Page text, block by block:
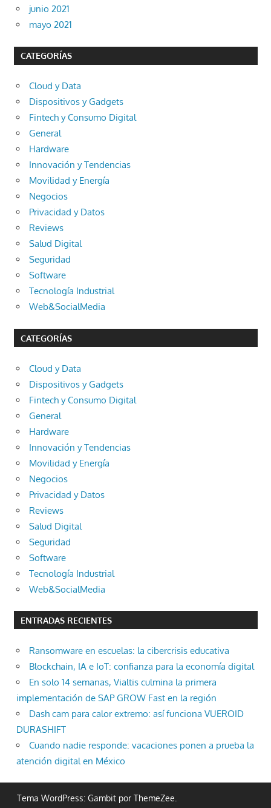
junio 2021
mayo 2021
CATEGORÍAS
Cloud y Data
Dispositivos y Gadgets
Fintech y Consumo Digital
General
Hardware
Innovación y Tendencias
Movilidad y Energía
Negocios
Privacidad y Datos
Reviews
Salud Digital
Seguridad
Software
Tecnología Industrial
Web&SocialMedia
CATEGORÍAS
Cloud y Data
Dispositivos y Gadgets
Fintech y Consumo Digital
General
Hardware
Innovación y Tendencias
Movilidad y Energía
Negocios
Privacidad y Datos
Reviews
Salud Digital
Seguridad
Software
Tecnología Industrial
Web&SocialMedia
ENTRADAS RECIENTES
Ransomware en escuelas: la cibercrisis educativa
Blockchain, IA e IoT: confianza para la economía digital
En solo 14 semanas, Vialtis culmina la primera
implementación de SAP GROW Fast en la región
Dash cam para calor extremo: así funciona VUEROID
DURASHIFT
Cuando nadie responde: vacaciones ponen a prueba la
atención digital en México
Tema WordPress: Gambit por ThemeZee.